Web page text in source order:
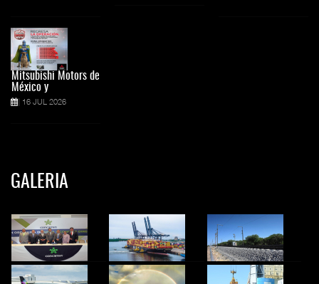
Mitsubishi Motors de
México y
16 JUL 2026
GALERIA